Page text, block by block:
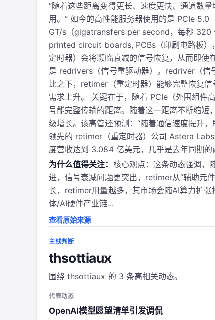
“随着这些距离变得更长、速度更快、通道数
用。” 如今的高性能服务器使用的是 PCIe
GT/s（gigatransfers per second，每秒 320
printed circuit boards, PCBs（印刷电路板）
定时器）会将濒临衰减的信号恢复，从而即
是 redrivers（信号重驱动器）。redriver（信
比之下，retimer（重定时器）能够完整恢复
需求上升。 关键在于，随着 PCIe（外围组件
号能完整传输的距离。随着这一距离不断缩
级增长。该高管还预测：“随着通信速度提升
领先的 retimer（重定时器）公司 Astera
度营收达到 3.084 亿美元，几乎是去年同期
为什么值得关注： 核心观点：这条动态强调，
进，信号衰减问题更突出，retimer从“辅助元
长，retimer用量越多，其市场会随AI算力扩
体/AI硬件产业链...
查看原始来源
主线判断
thsottiaux
围绕 thsottiaux 的 3 条高相关动态。
代表动态
OpenAI模型愿望清单引发调侃